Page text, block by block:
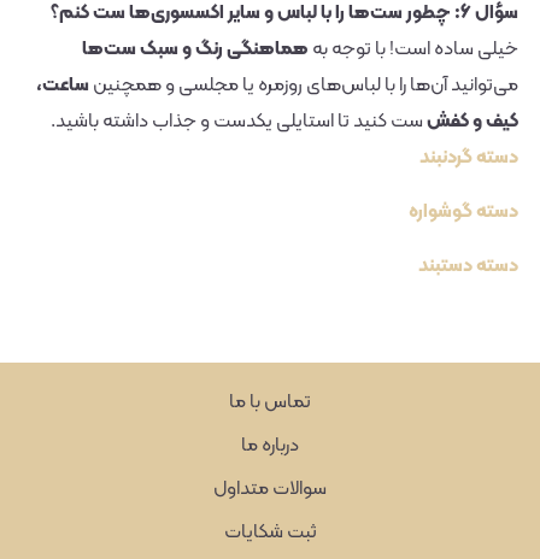
سؤال ۶: چطور ست‌ها را با لباس و سایر اکسسوری‌ها ست کنم؟
خیلی ساده است! با توجه به هماهنگی رنگ و سبک ست‌ها
می‌توانید آن‌ها را با لباس‌های روزمره یا مجلسی و همچنین ساعت،
کیف و کفشست کنید تا استایلی یکدست و جذاب داشته باشید.
دسته گردنبند
دسته گوشواره
دسته دستبند
تماس با ما
درباره ما
سوالات متداول
ثبت شکایات